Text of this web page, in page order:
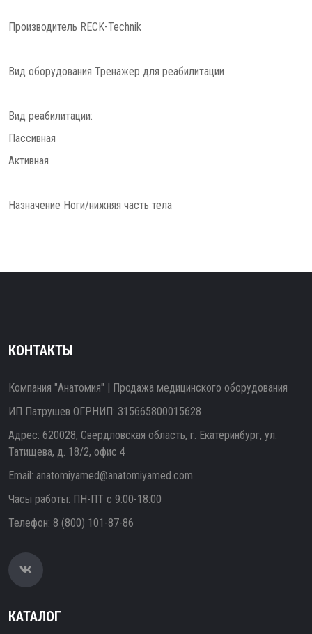
Производитель RECK-Technik
Вид оборудования Тренажер для реабилитации
Вид реабилитации:
Пассивная
Активная
Назначение Ноги/нижняя часть тела
КОНТАКТЫ
Компания "Анатомия" | Продажа медицинского оборудования
ИП Патрушев ОГРНИП: 315665800015628
Адрес: 620028, Свердловская область, г. Екатеринбург, ул.
Татищева, д. 18/2, офис 4
Email: anatomiyamed@anatomiyamed.com
Часы работы: ПН-ПТ с 9:00-18:00
Телефон: 8 (800) 101-87-86
КАТАЛОГ